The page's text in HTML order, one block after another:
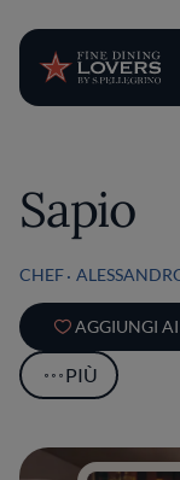
Sapio
CHEF
AGGIUNGI AI
PIÙ